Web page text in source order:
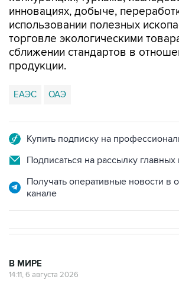
инновациях, добыче,
использовании полезных
торговле экологическими
сближении стандартов в
продукции.
ЕАЭС ОАЭ
Купить подписку на
Подписаться на рассылку главных
Получать оперативные новости в
канале
В МИРЕ
14:11, 6 августа 2026